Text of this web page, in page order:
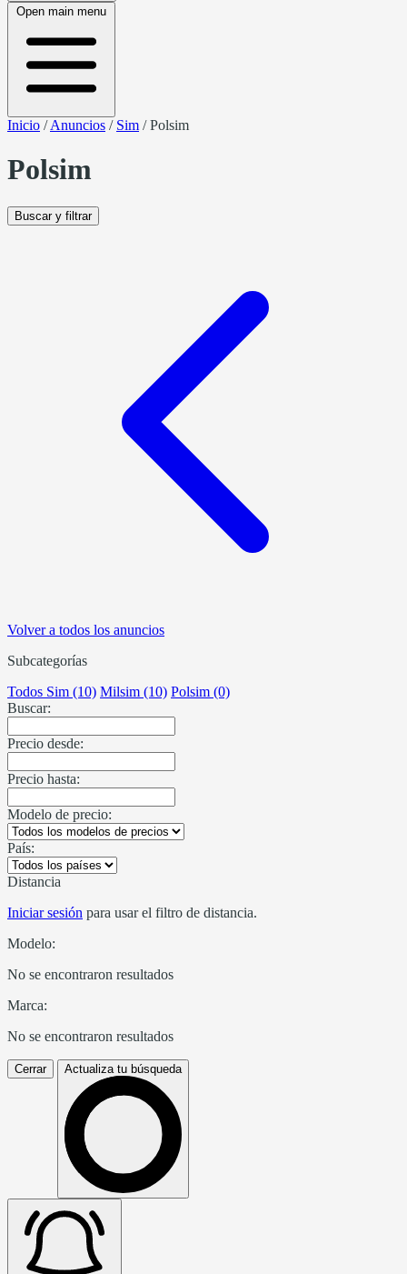
Open main menu
Inicio /Anuncios / Sim /Polsim
Polsim
Buscar y filtrar
Volver a todos los anuncios
Subcategorías
Todos Sim (10) Milsim (10) Polsim (0)
Buscar:
Precio desde:
Precio hasta:
Modelo de precio:
País:
Distancia
Iniciar sesión para usar el filtro de distancia.
Modelo:
No se encontraron resultados
Marca:
No se encontraron resultados
Cerrar Actualiza tu búsqueda